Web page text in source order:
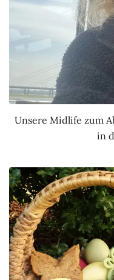
Unsere Midlife zum
in